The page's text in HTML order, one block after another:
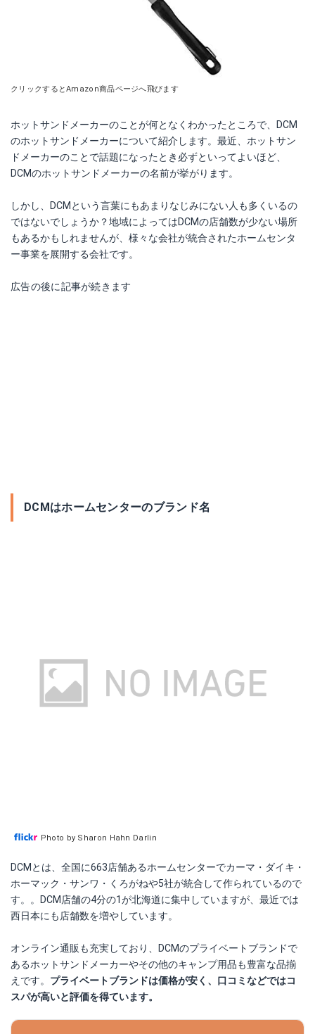
クリックするとAmazon商品ページへ飛びます
ホットサンドメーカーのことが何となくわかったところで、DCM
のホットサンドメーカーについて紹介します。最近、ホットサン
ドメーカーのことで話題になったとき必ずといってよいほど、
DCMのホットサンドメーカーの名前が挙がります。
しかし、DCMという言葉にもあまりなじみにない人も多くいるの
ではないでしょうか？地域によってはDCMの店舗数が少ない場所
もあるかもしれませんが、様々な会社が統合されたホームセンタ
ー事業を展開する会社です。
広告の後に記事が続きます
DCMはホームセンターのブランド名
Photo by Sharon Hahn Darlin
DCMとは、全国に663店舗あるホームセンターでカーマ・ダイキ・
ホーマック・サンワ・くろがねや5社が統合して作られているので
す。。DCM店舗の4分の1が北海道に集中していますが、最近では
西日本にも店舗数を増やしています。
オンライン通販も充実しており、DCMのプライベートブランドで
あるホットサンドメーカーやその他のキャンプ用品も豊富な品揃
えです。 プライベートブランドは価格が安く、口コミなどではコ
スパが高いと評価を得ています。